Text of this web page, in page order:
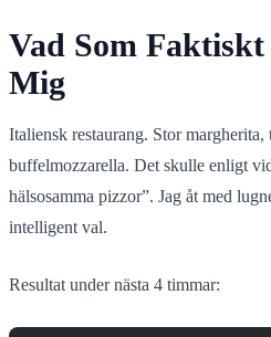
Vad Som
Mig
Italiensk restaurang. Stor
buffelmozzarella. Det skulle enligt
hälsosamma pizzor”. Jag åt med
intelligent val.
Resultat under nästa 4 timmar: